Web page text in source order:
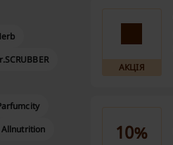
АКЦІЯ
10%
Allnutrition